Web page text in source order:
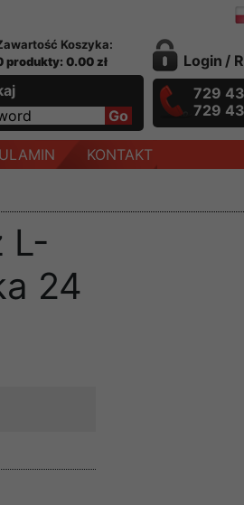
Koszyka:
produkty: 0.00 zł
Login /
729
729
KONTAKT
L-
24